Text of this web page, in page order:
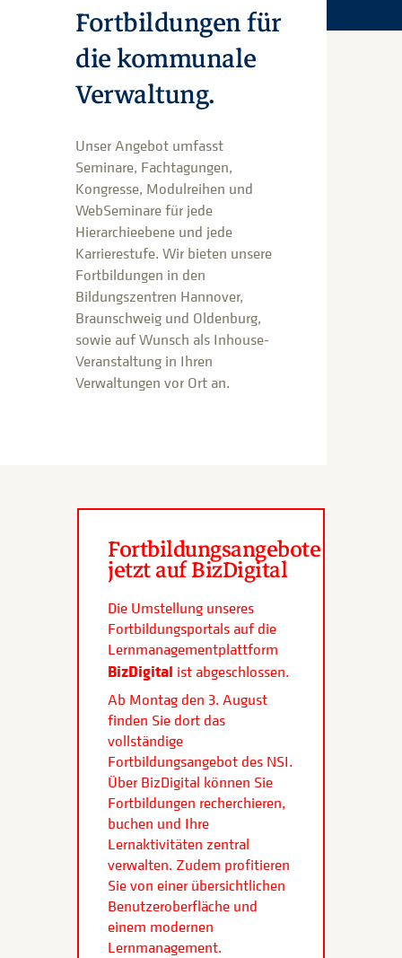
Fortbildungen für
die kommunale
Verwaltung.
Unser Angebot umfasst
Seminare, Fachtagungen,
Kongresse, Modulreihen und
WebSeminare für jede
Hierarchieebene und jede
Karrierestufe. Wir bieten unsere
Fortbildungen in den
Bildungszentren Hannover,
Braunschweig und Oldenburg,
sowie auf Wunsch als Inhouse-
Veranstaltung in Ihren
Verwaltungen vor Ort an.
Fortbildungsangebote
jetzt auf BizDigital
Die Umstellung unseres
Fortbildungsportals auf die
Lernmanagementplattform
BizDigital ist abgeschlossen.
Ab Montag den 3. August
finden Sie dort das
vollständige
Fortbildungsangebot des NSI.
Über BizDigital können Sie
Fortbildungen recherchieren,
buchen und Ihre
Lernaktivitäten zentral
verwalten. Zudem profitieren
Sie von einer übersichtlichen
Benutzeroberfläche und
einem modernen
Lernmanagement.